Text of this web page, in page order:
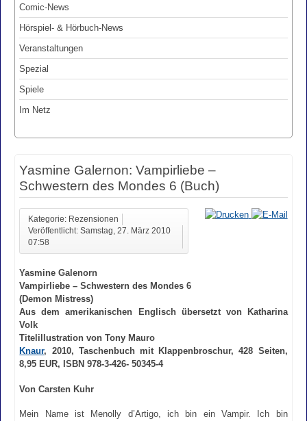
Comic-News
Hörspiel- & Hörbuch-News
Veranstaltungen
Spezial
Spiele
Im Netz
Yasmine Galernon: Vampirliebe –
Schwestern des Mondes 6 (Buch)
Kategorie: Rezensionen
Veröffentlicht: Samstag, 27. März 2010
07:58
Yasmine Galenorn
Vampirliebe – Schwestern des Mondes 6
(Demon Mistress)
Aus dem amerikanischen Englisch übersetzt von Katharina
Volk
Titelillustration von Tony Mauro
Knaur, 2010, Taschenbuch mit Klappenbroschur, 428 Seiten,
8,95 EUR, ISBN 978-3-426- 50345-4
Von Carsten Kuhr
Mein Name ist Menolly d’Artigo, ich bin ein Vampir. Ich bin